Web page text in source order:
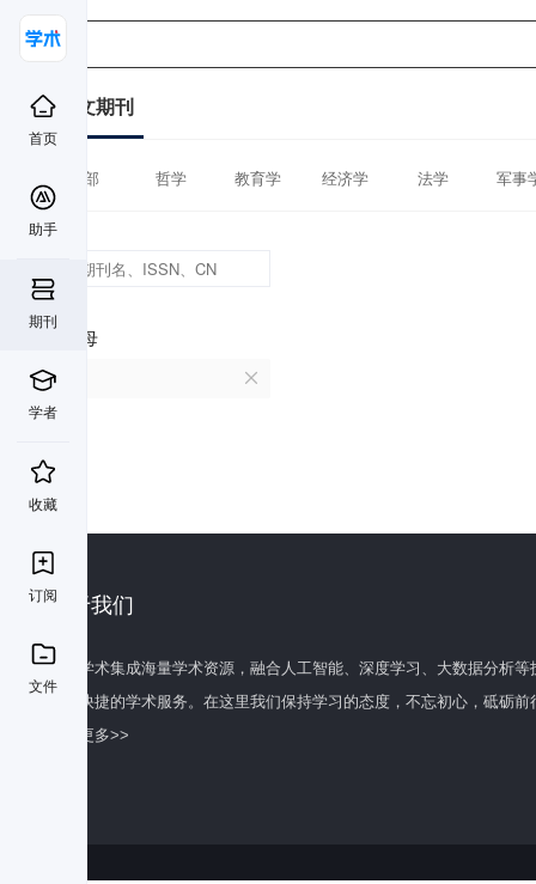
首页
助手
期刊
学者
收藏
订阅
文件
中文期刊
全部 哲学 教育学 经济学 法学 军事
首字母
P
关于我们
百度学术集成海量学术资源，融合人工智能、深度学习、大数据分析
全面快捷的学术服务。在这里我们保持学习的态度，不忘初心，砥砺前
了解更多>>